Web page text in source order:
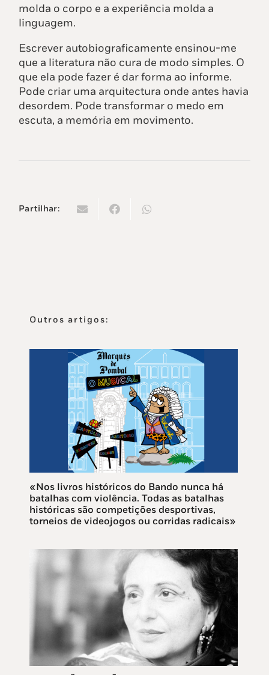
molda o corpo e a experiência molda a
linguagem.
Escrever autobiograficamente ensinou-me
que a literatura não cura de modo simples. O
que ela pode fazer é dar forma ao informe.
Pode criar uma arquitectura onde antes havia
desordem. Pode transformar o medo em
escuta, a memória em movimento.
Partilhar:
Outros artigos:
«Nos livros históricos do Bando nunca há
batalhas com violência. Todas as batalhas
históricas são competições desportivas,
torneios de videojogos ou corridas radicais»